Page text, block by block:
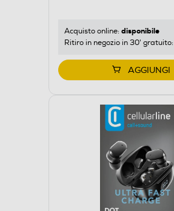
Acquisto online: disponibile
Ritiro in negozio in 30' gratuito:
AGGIUNGI